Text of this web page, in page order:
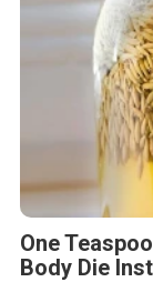
One
Body Die